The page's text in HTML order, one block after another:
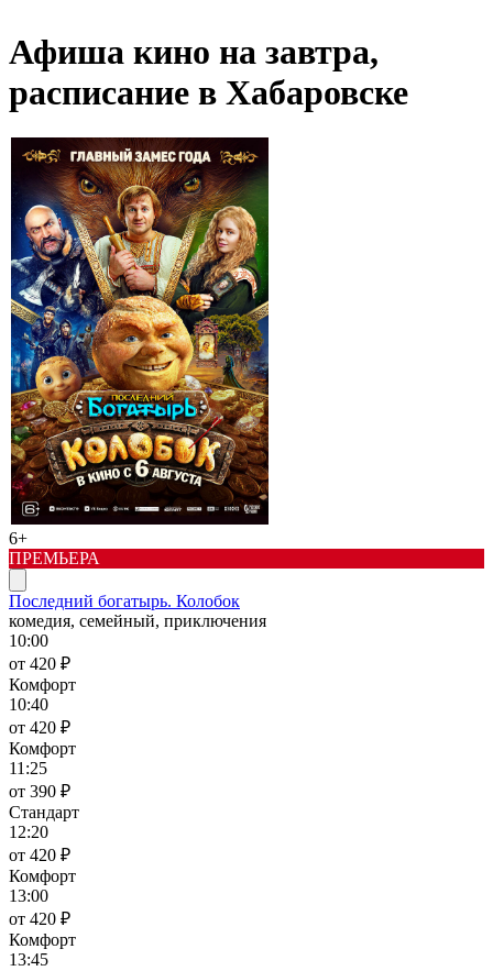
Афиша кино на завтра,
расписание в Хабаровске
6+
ПРЕМЬЕРА
Последний богатырь. Колобок
комедия, семейный, приключения
10:00
от 420 ₽
Комфорт
10:40
от 420 ₽
Комфорт
11:25
от 390 ₽
Стандарт
12:20
от 420 ₽
Комфорт
13:00
от 420 ₽
Комфорт
13:45